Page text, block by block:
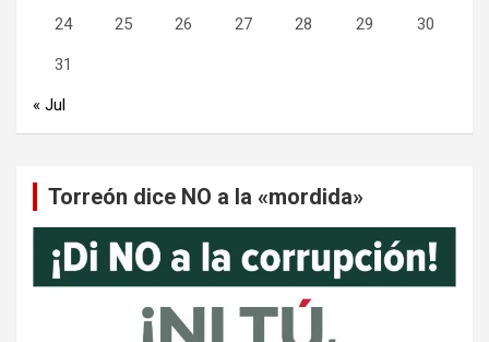
24 25 26 27 28 29 30
31
« Jul
Torreón dice NO a la «mordida»